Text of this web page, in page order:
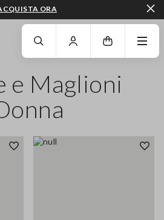
SCENDI AL FONDO DELLA PAGINA
ORA
e Maglioni